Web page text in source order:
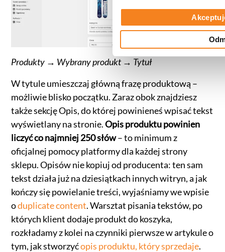
Produkty → Wybrany produkt → Tytuł
W tytule umieszczaj główną frazę produktową –
możliwie blisko początku. Zaraz obok znajdziesz
także sekcję Opis, do której powinieneś wpisać tekst
wyświetlany na stronie.Opis produktu powinien
liczyć co najmniej 250 słów– to minimum z
oficjalnej pomocy platformy dla każdej strony
sklepu. Opisów nie kopiuj od producenta: ten sam
tekst działa już na dziesiątkach innych witryn, a jak
kończy się powielanie treści, wyjaśniamy we wpisie
oduplicate content. Warsztat pisania tekstów, po
których klient dodaje produkt do koszyka,
rozkładamy z kolei na czynniki pierwsze w artykule o
tym, jak stworzyćopis produktu, który sprzedaje.